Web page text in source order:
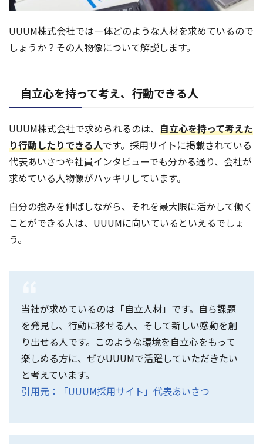
UUUM株式会社では一体どのような人材を求めているので
しょうか？その人物像について解説します。
自立心を持って考え、行動できる人
UUUM株式会社で求められるのは、 自立心を持って考えた
り行動したりできる人です。採用サイトに掲載されている
代表あいさつや社員インタビューでも分かる通り、会社が
求めている人物像がハッキリしています。
自分の強みを伸ばしながら、それを最大限に活かして働く
ことができる人は、UUUMに向いているといえるでしょ
う。
当社が求めているのは「自立人材」です。自ら課題
を発見し、行動に移せる人、そして新しい感動を創
り出せる人です。このような環境を自立心をもって
楽しめる方に、ぜひUUUMで活躍していただきたい
と考えています。
引用元：「UUUM採用サイト」代表あいさつ